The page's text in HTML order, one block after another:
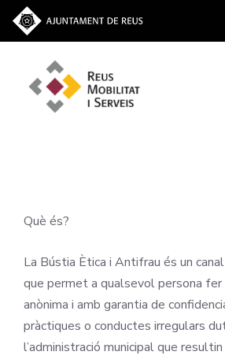
Què és?
La Bústia Ètica i Antifrau és un
que permet a qualsevol persona
anònima i amb garantia de
pràctiques o conductes irregulars
l’administració municipal que